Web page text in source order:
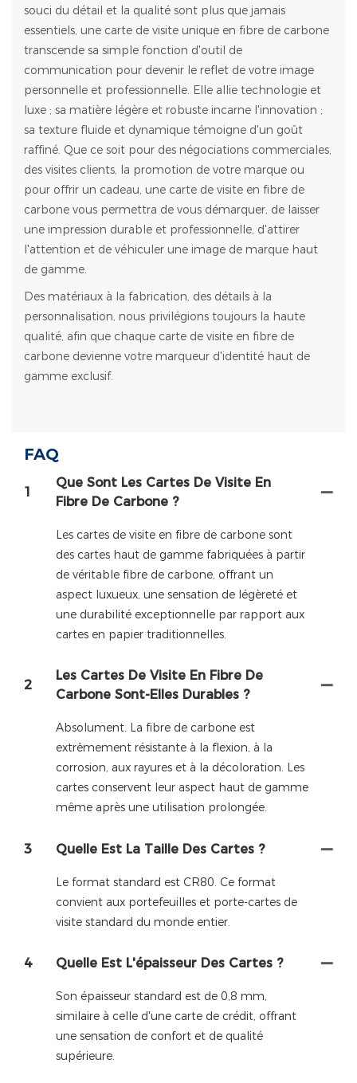
souci du détail et la qualité sont plus que jamais
essentiels, une carte de visite unique en fibre de carbone
transcende sa simple fonction d'outil de
communication pour devenir le reflet de votre image
personnelle et professionnelle. Elle allie technologie et
luxe ; sa matière légère et robuste incarne l'innovation ;
sa texture fluide et dynamique témoigne d'un goût
raffiné. Que ce soit pour des négociations commerciales,
des visites clients, la promotion de votre marque ou
pour offrir un cadeau, une carte de visite en fibre de
carbone vous permettra de vous démarquer, de laisser
une impression durable et professionnelle, d'attirer
l'attention et de véhiculer une image de marque haut
de gamme.
Des matériaux à la fabrication, des détails à la
personnalisation, nous privilégions toujours la haute
qualité, afin que chaque carte de visite en fibre de
carbone devienne votre marqueur d'identité haut de
gamme exclusif.
FAQ
1
Que Sont Les Cartes De Visite En
Fibre De Carbone ?
Les cartes de visite en fibre de carbone sont
des cartes haut de gamme fabriquées à partir
de véritable fibre de carbone, offrant un
aspect luxueux, une sensation de légèreté et
une durabilité exceptionnelle par rapport aux
cartes en papier traditionnelles.
2
Les Cartes De Visite En Fibre De
Carbone Sont-Elles Durables ?
Absolument. La fibre de carbone est
extrêmement résistante à la flexion, à la
corrosion, aux rayures et à la décoloration. Les
cartes conservent leur aspect haut de gamme
même après une utilisation prolongée.
3 Quelle Est La Taille Des Cartes ?
Le format standard est CR80. Ce format
convient aux portefeuilles et porte-cartes de
visite standard du monde entier.
4 Quelle Est L'épaisseur Des Cartes ?
Son épaisseur standard est de 0,8 mm,
similaire à celle d'une carte de crédit, offrant
une sensation de confort et de qualité
supérieure.